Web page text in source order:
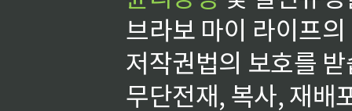
브라보 마이 라이프
저작권법의 보호를
무단전재, 복사, 재배